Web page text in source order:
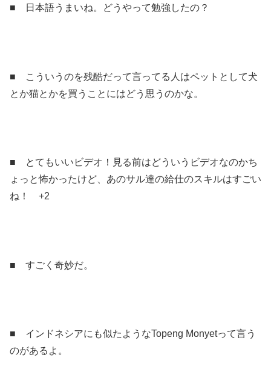
■ 日本語うまいね。どうやって勉強したの？
■ こういうのを残酷だって言ってる人はペットとして犬
とか猫とかを買うことにはどう思うのかな。
■ とてもいいビデオ！見る前はどういうビデオなのかち
ょっと怖かったけど、あのサル達の給仕のスキルはすごい
ね！ +2
■ すごく奇妙だ。
■ インドネシアにも似たようなTopeng Monyetって言う
のがあるよ。